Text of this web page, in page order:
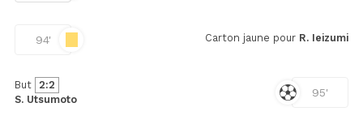
94' Carton jaune pour R. Ieizumi
95'
But 2:2
S. Utsumoto